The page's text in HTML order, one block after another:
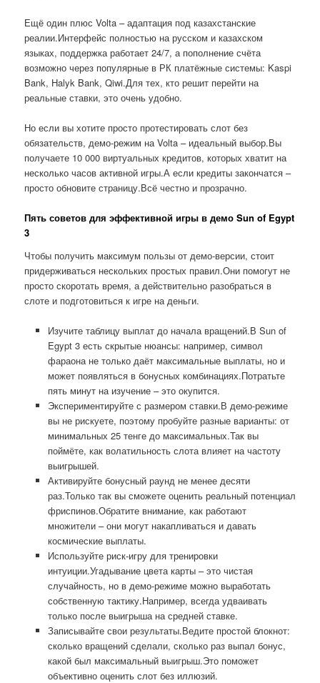
Ещё один плюс Volta – адаптация под казахстанские
реалии.Интерфейс полностью на русском и казахском
языках, поддержка работает 24/7, а пополнение счёта
возможно через популярные в РК платёжные системы: Kaspi
Bank, Halyk Bank, Qiwi.Для тех, кто решит перейти на
реальные ставки, это очень удобно.
Но если вы хотите просто протестировать слот без
обязательств, демо-режим на Volta – идеальный выбор.Вы
получаете 10 000 виртуальных кредитов, которых хватит на
несколько часов активной игры.А если кредиты закончатся –
просто обновите страницу.Всё честно и прозрачно.
Пять советов для эффективной игры в демо Sun of Egypt
3
Чтобы получить максимум пользы от демо-версии, стоит
придерживаться нескольких простых правил.Они помогут не
просто скоротать время, а действительно разобраться в
слоте и подготовиться к игре на деньги.
Изучите таблицу выплат до начала вращений.В Sun of
Egypt 3 есть скрытые нюансы: например, символ
фараона не только даёт максимальные выплаты, но и
может появляться в бонусных комбинациях.Потратьте
пять минут на изучение – это окупится.
Экспериментируйте с размером ставки.В демо-режиме
вы не рискуете, поэтому пробуйте разные варианты: от
минимальных 25 тенге до максимальных.Так вы
поймёте, как волатильность слота влияет на частоту
выигрышей.
Активируйте бонусный раунд не менее десяти
раз.Только так вы сможете оценить реальный потенциал
фриспинов.Обратите внимание, как работают
множители – они могут накапливаться и давать
космические выплаты.
Используйте риск-игру для тренировки
интуиции.Угадывание цвета карты – это чистая
случайность, но в демо-режиме можно выработать
собственную тактику.Например, всегда удваивать
только после выигрыша на средней ставке.
Записывайте свои результаты.Ведите простой блокнот:
сколько вращений сделали, сколько раз выпал бонус,
какой был максимальный выигрыш.Это поможет
объективно оценить слот без иллюзий.